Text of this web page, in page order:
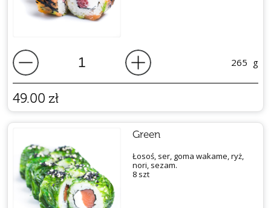
265 g
49.00 zł
Green
Łosoś, ser, goma wakame, ryż,
nori, sezam.
8 szt